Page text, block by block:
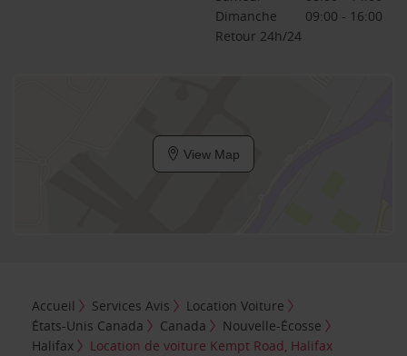
Dimanche
09:00 - 16:00
Retour 24h/24
View Map
Accueil Services Avis
Location Voiture
États-Unis Canada
Canada
Nouvelle-Écosse
Halifax
Location de voiture Kempt Road, Halifax